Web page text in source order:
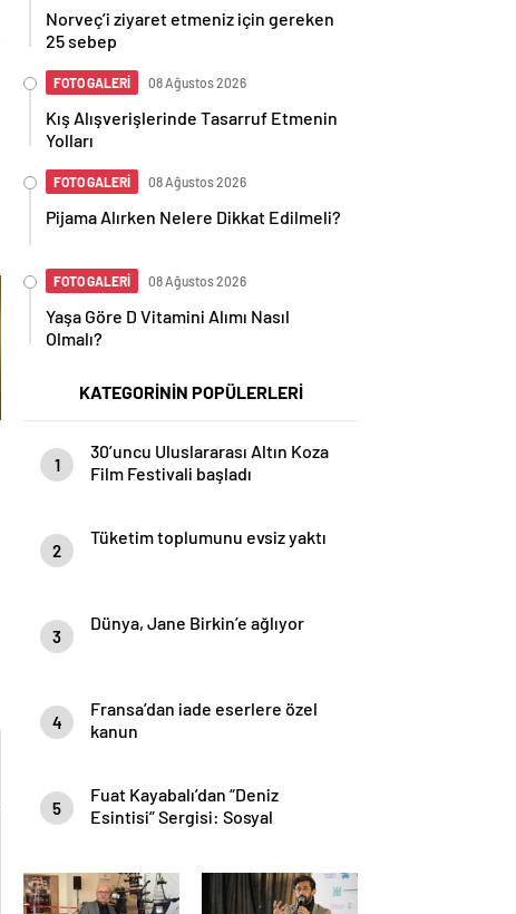
Norveç’i ziyaret etmeniz için gereken
25 sebep
FOTO GALERİ 08 Ağustos 2026
Kış Alışverişlerinde Tasarruf Etmenin
Yolları
FOTO GALERİ 08 Ağustos 2026
Pijama Alırken Nelere Dikkat Edilmeli?
FOTO GALERİ 08 Ağustos 2026
Yaşa Göre D Vitamini Alımı Nasıl
Olmalı?
KATEGORİNİN POPÜLERLERİ
1
30’uncu Uluslararası Altın Koza
Film Festivali başladı
2
Tüketim toplumunu evsiz yaktı
3
Dünya, Jane Birkin’e ağlıyor
4
Fransa’dan iade eserlere özel
kanun
5
Fuat Kayabalı’dan “Deniz
Esintisi” Sergisi: Sosyal